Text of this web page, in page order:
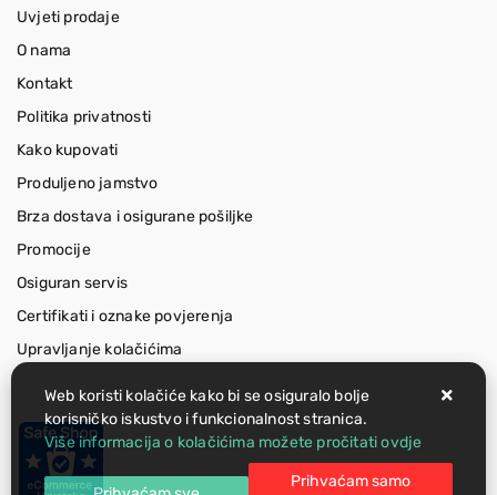
Uvjeti prodaje
O nama
Kontakt
Politika privatnosti
Kako kupovati
Produljeno jamstvo
Brza dostava i osigurane pošiljke
Promocije
Osiguran servis
Certifikati i oznake povjerenja
Upravljanje kolačićima
Web koristi kolačiće kako bi se osiguralo bolje
korisničko iskustvo i funkcionalnost stranica.
Više informacija o kolačićima možete pročitati ovdje
Prihvaćam samo